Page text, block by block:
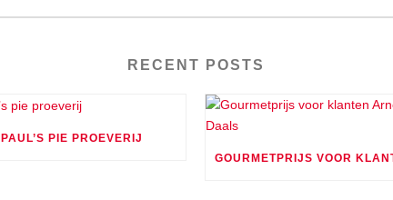
RECENT POSTS
PAUL’S PIE PROEVERIJ